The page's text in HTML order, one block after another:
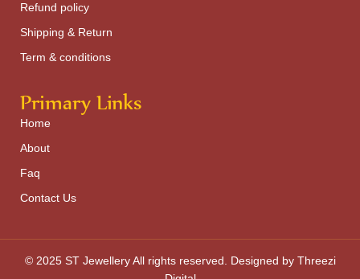
Refund policy
Shipping & Return
Term & conditions
Primary Links
Home
About
Faq
Contact Us
© 2025 ST Jewellery All rights reserved. Designed by Threezi